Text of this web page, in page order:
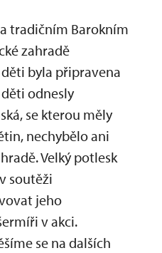
tradičním Barokním
zahradě
byla připravena
odnesly
se kterou měly
nechybělo ani
Velký potlesk
soutěži
jeho
v akci.
se na dalších